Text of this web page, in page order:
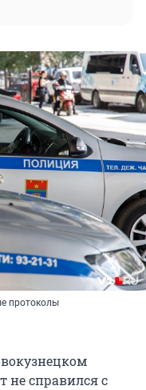
протоколы
не справился с